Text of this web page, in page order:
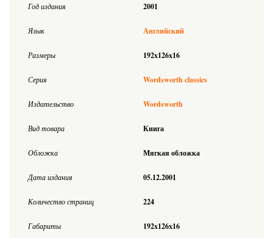
Год издания 2001
Язык Английский
Размеры 192x126x16
Серия Wordsworth classics
Издательство Wordsworth
Вид товара Книга
Обложка Мягкая обложка
Дата издания 05.12.2001
Количество страниц 224
Габариты 192x126x16